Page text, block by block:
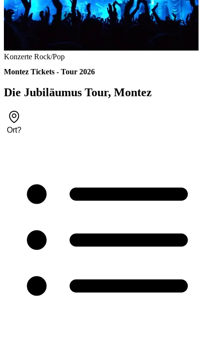
Konzerte Rock/Pop
Montez Tickets - Tour 2026
Die Jubiläumus Tour, Montez
Ort?